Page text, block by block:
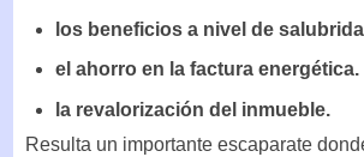
los beneficios a nivel de
el ahorro en la factura energética.
la revalorización del inmueble.
Resulta un importante escaparate